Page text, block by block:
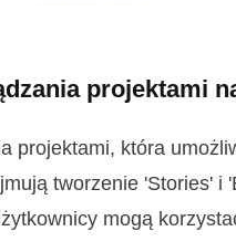
projektami
projektami, która
tworzenie 'Stories' i
mogą